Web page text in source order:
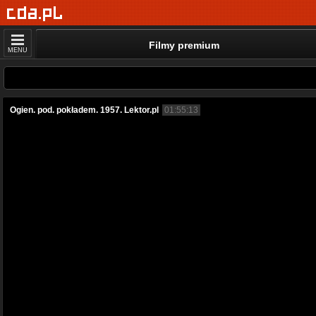
MENU Filmy premium
Ogien. pod. pokładem. 1957. Lektor.pl 01:55:13